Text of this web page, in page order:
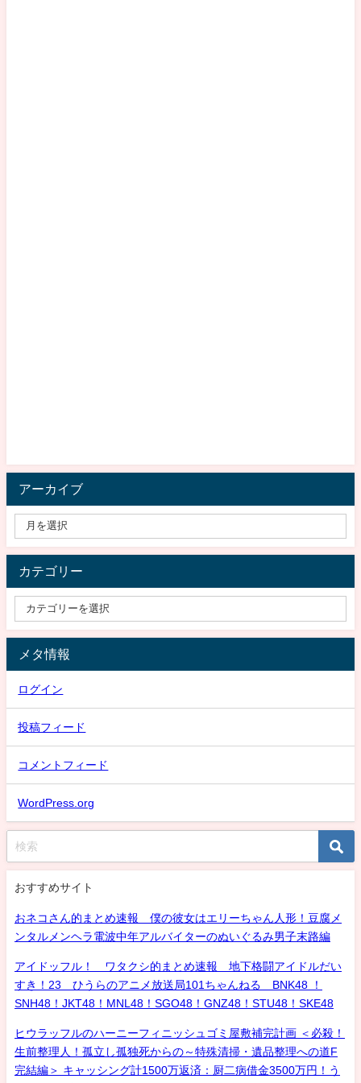
アーカイブ
カテゴリー
メタ情報
ログイン
投稿フィード
コメントフィード
WordPress.org
おすすめサイト
おネコさん的まとめ速報 僕の彼女はエリーちゃん人形！豆腐メ
ンタルメンヘラ電波中年アルバイターのぬいぐるみ男子末路編
アイドッフル！ ワタクシ的まとめ速報 地下格闘アイドルだい
すき！23 ひうらのアニメ放送局101ちゃんねる BNK48 ！
SNH48！JKT48！MNL48！SGO48！GNZ48！STU48！SKE48
ヒウラッフルのハーニーフィニッシュゴミ屋敷補完計画 ＜必殺！
生前整理人！孤立し孤独死からの～特殊清掃・遺品整理への道F
完結編＞ キャッシング計1500万返済：厨二病借金3500万円！う